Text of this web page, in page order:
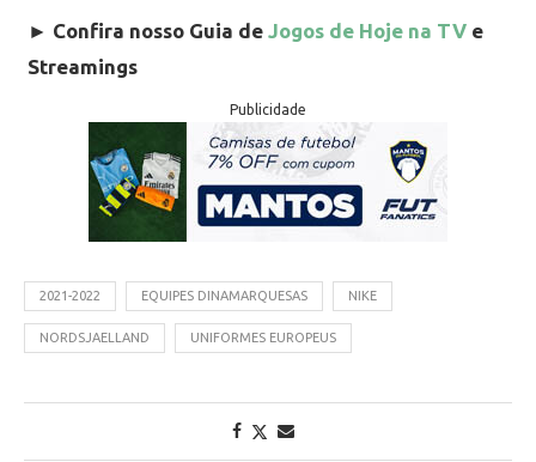
► Confira nosso Guia de Jogos de Hoje na TV e
Streamings
Publicidade
2021-2022 EQUIPES DINAMARQUESAS NIKE
NORDSJAELLAND UNIFORMES EUROPEUS